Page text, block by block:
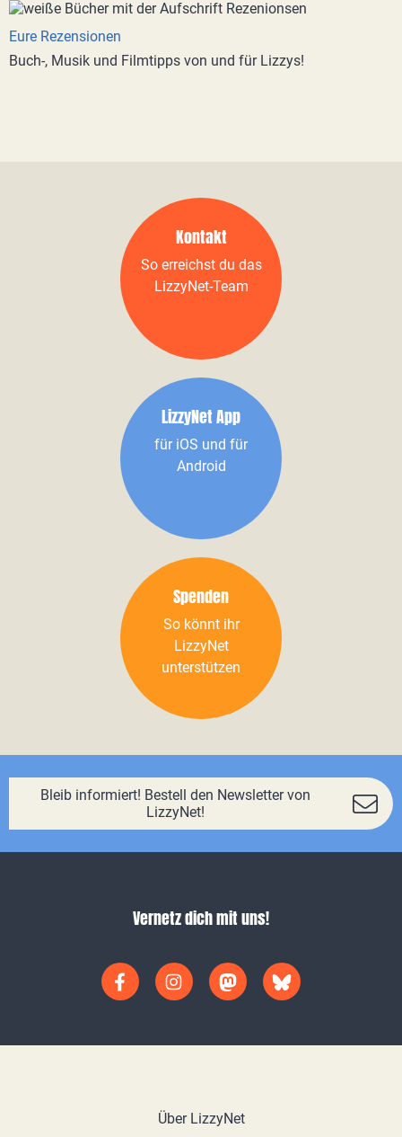
Eure Rezensionen
Buch-, Musik und Filmtipps von und für Lizzys!
Kontakt
So erreichst du das
LizzyNet-Team
LizzyNet App
für iOS und für
Android
Spenden
So könnt ihr
LizzyNet
unterstützen
Bleib informiert! Bestell den Newsletter von
LizzyNet!
Vernetz dich mit uns!
Über LizzyNet